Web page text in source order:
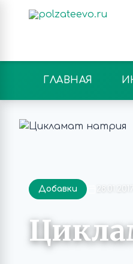
ГЛАВНАЯ
Добавки 28.01.2017